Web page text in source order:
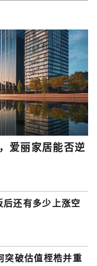
爱丽家居能否逆
后还有多少上涨空
突破估值桎梏并重